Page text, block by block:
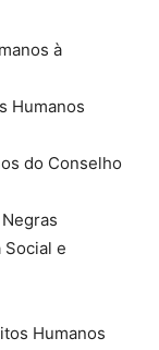
à
Humanos
do Conselho
Social e
Humanos